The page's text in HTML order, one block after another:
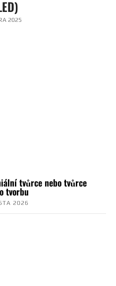
2025
tvůrce nebo tvůrce
tvorbu
2026